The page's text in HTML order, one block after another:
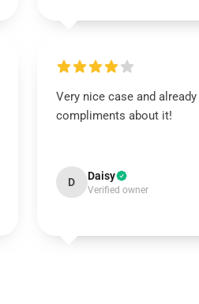
Very nice case and
compliments about it!
D Daisy
Verified owner